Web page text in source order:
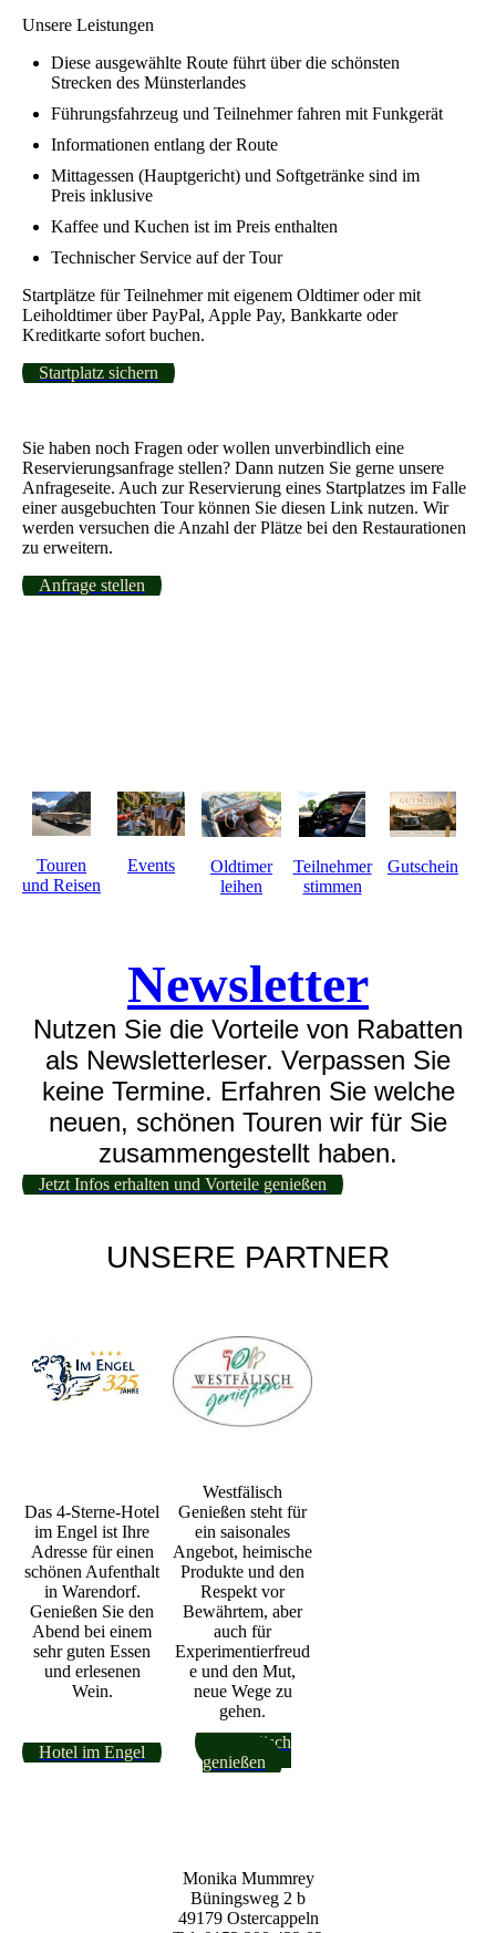
Unsere Leistungen
Diese ausgewählte Route führt über die schönsten
Strecken des Münsterlandes
Führungsfahrzeug und Teilnehmer fahren mit Funkgerät
Informationen entlang der Route
Mittagessen (Hauptgericht) und Softgetränke sind im
Preis inklusive
Kaffee und Kuchen ist im Preis enthalten
Technischer Service auf der Tour
Startplätze für Teilnehmer mit eigenem Oldtimer oder mit
Leiholdtimer über PayPal, Apple Pay, Bankkarte oder
Kreditkarte sofort buchen.
Startplatz sichern
Sie haben noch Fragen oder wollen unverbindlich eine
Reservierungsanfrage stellen? Dann nutzen Sie gerne unsere
Anfrageseite. Auch zur Reservierung eines Startplatzes im Falle
einer ausgebuchten Tour können Sie diesen Link nutzen. Wir
werden versuchen die Anzahl der Plätze bei den Restaurationen
zu erweitern.
Anfrage stellen
Touren
und Reisen
Events
Oldtimer
leihen
Teilnehmer
stimmen
Gutschein
Newsletter
Nutzen Sie die Vorteile von Rabatten
als Newsletterleser. Verpassen Sie
keine Termine. Erfahren Sie welche
neuen, schönen Touren wir für Sie
zusammengestellt haben.
Jetzt Infos erhalten und Vorteile genießen
UNSERE PARTNER
Das 4-Sterne-Hotel
im Engel ist Ihre
Adresse für einen
schönen Aufenthalt
in Warendorf.
Genießen Sie den
Abend bei einem
sehr guten Essen
und erlesenen
Wein.
Westfälisch
Genießen steht für
ein saisonales
Angebot, heimische
Produkte und den
Respekt vor
Bewährtem, aber
auch für
Experimentierfreud
e und den Mut,
neue Wege zu
gehen.
Hotel im Engel
Westfälisch
genießen
Monika Mummrey
Büningsweg 2 b
49179 Ostercappeln